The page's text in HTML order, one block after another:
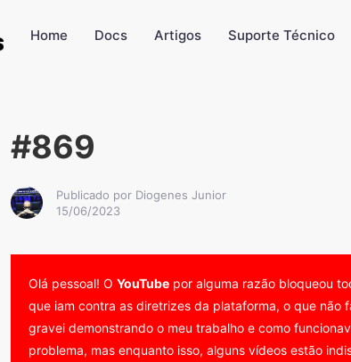
Home Docs Artigos Suporte Técnico
#869
Publicado por Diogenes Junior
15/06/2023
Olá pessoal! O YouTube por alguma razão bloqueou
que iam contra as diretrizes da plataforma, o que não
gravei demonstrando o meu trabalho e como
problema, mas enquanto isso, alguns vídeos estão